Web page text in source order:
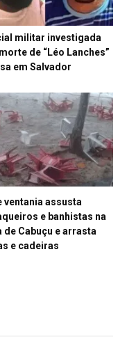
militar investigada
de “Léo Lanches”
em Salvador
ventania assusta
e banhistas na
de Cabuçu e arrasta
e cadeiras